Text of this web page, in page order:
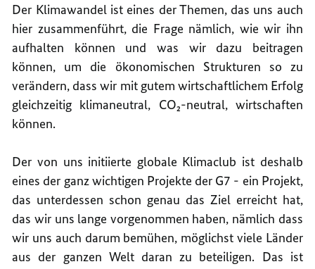
Der Klimawandel ist eines der Themen, das uns auch
hier zusammenführt, die Frage nämlich, wie wir ihn
aufhalten können und was wir dazu beitragen
können, um die ökonomischen Strukturen so zu
verändern, dass wir mit gutem wirtschaftlichem Erfolg
gleichzeitig klimaneutral, CO₂-neutral, wirtschaften
können.
Der von uns initiierte globale Klimaclub ist deshalb
eines der ganz wichtigen Projekte der G7 - ein Projekt,
das unterdessen schon genau das Ziel erreicht hat,
das wir uns lange vorgenommen haben, nämlich dass
wir uns auch darum bemühen, möglichst viele Länder
aus der ganzen Welt daran zu beteiligen. Das ist